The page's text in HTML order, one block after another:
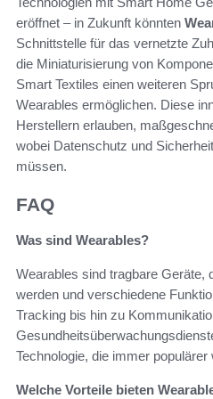
eröffnet – in Zukunft könnten
Schnittstelle für das vernetzte
die Miniaturisierung von
Smart Textiles einen weiteren
Wearables ermöglichen. Diese
Herstellern erlauben,
wobei Datenschutz und
müssen.
FAQ
Was sind Wearables?
Wearables sind tragbare Geräte,
werden und verschiedene
Tracking bis hin zu
Technologie, die immer populärer
Welche Vorteile bieten